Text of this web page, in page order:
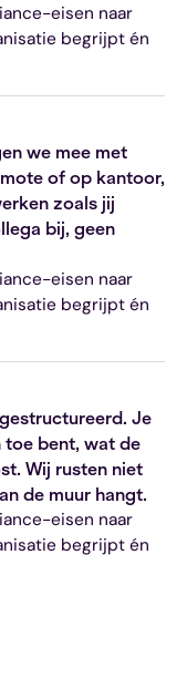
eisen naar
begrijpt én
we mee met
of op kantoor,
zoals jij
bij, geen
eisen naar
begrijpt én
Je
toe bent, wat de
Wij rusten niet
de muur hangt.
eisen naar
begrijpt én